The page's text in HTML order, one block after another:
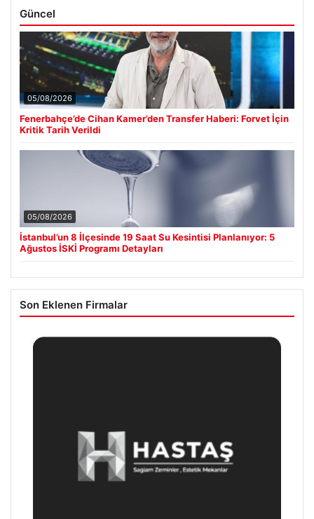
Güncel
05/08/2026
Fenerbahçe’de Cihan Kamer’den Transfer Haberi: Forvet İçin
Kritik Tarih Verildi
05/08/2026
İstanbul’un 8 İlçesinde 19 Saat Su Kesintisi Planlanıyor: 5
Ağustos İSKİ Programı Detayları
Son Eklenen Firmalar